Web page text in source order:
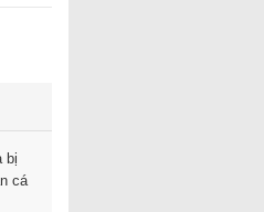
bị
cá